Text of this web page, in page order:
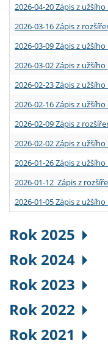
2026-04-20 Zápis z
2026-03-16 Zápis z
2026-03-09 Zápis z
2026-03-02 Zápis z
2026-02-23 Zápis z
2026-02-16 Zápis z
2026-02-09 Zápis z
2026-02-02 Zápis z
2026-01-26 Zápis z
2026-01-12 Zápis z
2026-01-05 Zápis z
Rok 2025
Rok 2024
Rok 2023
Rok 2022
Rok 2021